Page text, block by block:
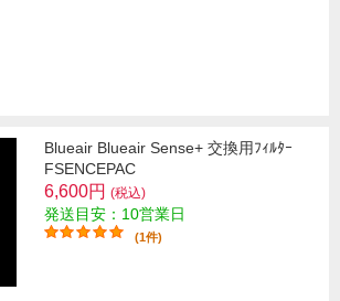
Blueair Blueair Sense+ 交換用ﾌｨﾙﾀｰ
FSENCEPAC
6,600円 (税込)
発送目安：10営業日
(1件)